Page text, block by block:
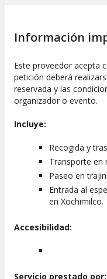
Emporio Reforma
Información práctica
Horarios del
Viernes y
Información
Este proveedor acepta
petición deberá
reservada y las
organizador o evento.
Incluye:
Recogida y
Transporte en
Paseo en
Entrada al
en Xochimilco.
Accesibilidad:
Servicio prestado por: